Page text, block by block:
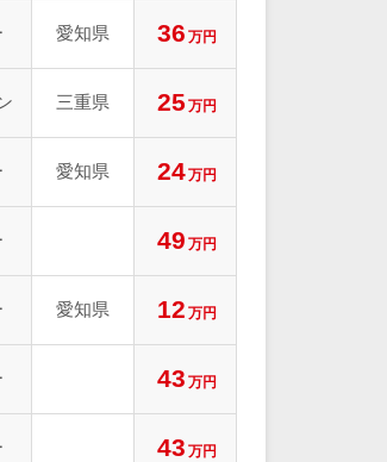
愛知県 36 万円
三重県 25 万円
愛知県 24万円
49 万円
愛知県 12 万円
43 万円
43 万円